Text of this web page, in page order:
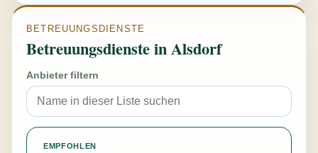
BETREUUNGSDIENSTE
Betreuungsdienste in Alsdorf
Anbieter filtern
EMPFOHLEN